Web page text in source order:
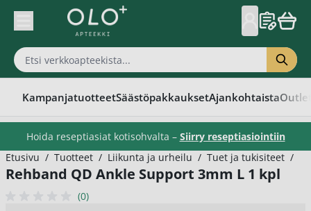
Skip to Content
KampanjatuotteetSäästöpakkauksetAjankohtaista
Hoida reseptiasiat kotisohvalta – Siirry reseptiasiointiin
Etusivu / Tuotteet / Liikunta ja urheilu / Tuet ja tukisiteet /
Rehband QD Ankle Support 3mm L 1 kpl
(0)